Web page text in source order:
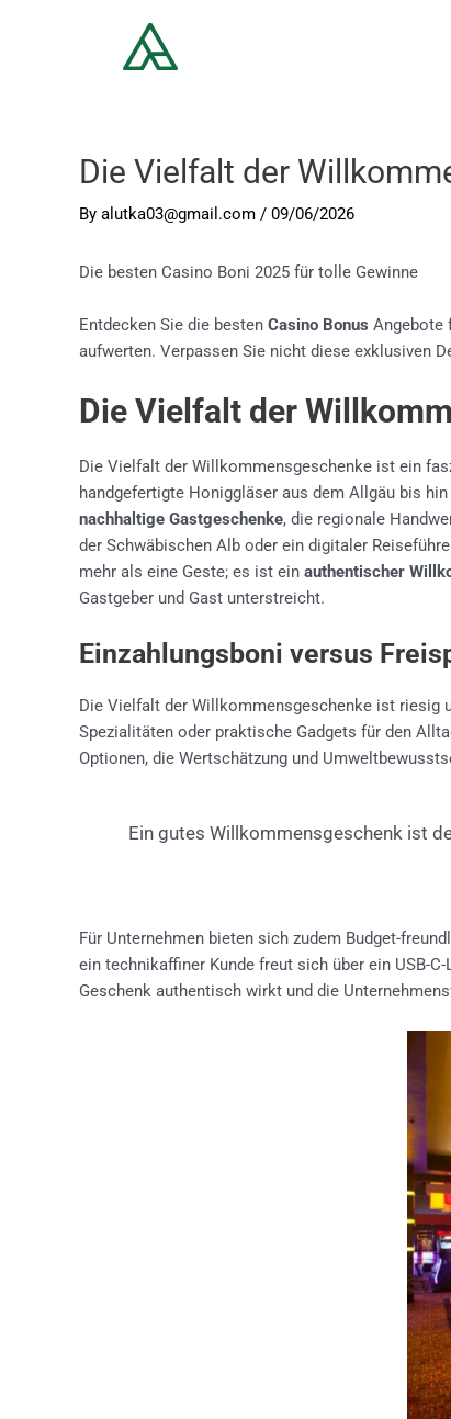
Die Vielfalt der
By alutka03@gmail.com / 09/06/2026
Die besten Casino Boni 2025 für tolle Gewinne
Entdecken Sie die besten Casino Bonus Angebote
aufwerten. Verpassen Sie nicht diese exklusiven
Die Vielfalt der
Die Vielfalt der Willkommensgeschenke ist ein
handgefertigte Honiggläser aus dem Allgäu bis
nachhaltige Gastgeschenke, die regionale
der Schwäbischen Alb oder ein digitaler
mehr als eine Geste; es ist ein authentischer
Gastgeber und Gast unterstreicht.
Einzahlungsboni versus
Die Vielfalt der Willkommensgeschenke ist riesig
Spezialitäten oder praktische Gadgets für den
Optionen, die Wertschätzung und
Ein gutes Willkommensgeschenk ist
Für Unternehmen bieten sich zudem Budget-
ein technikaffiner Kunde freut sich über ein USB-
Geschenk authentisch wirkt und die